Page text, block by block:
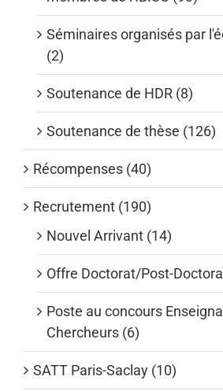
Séminaires organisés par
(2)
Soutenance de HDR (8)
Soutenance de thèse (126)
Récompenses (40)
Recrutement (190)
Nouvel Arrivant (14)
Offre Doctorat/Post-
Poste au concours
Chercheurs (6)
SATT Paris-Saclay (10)